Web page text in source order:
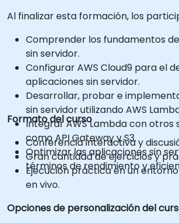
Al finalizar esta formación, los
Comprender los fundamentos
sin servidor.
Configurar AWS Cloud9 para el
aplicaciones sin servidor.
Desarrollar, probar e
sin servidor utilizando AWS
Integrar AWS Lambda con otros
como API Gateway y S3.
Optimizar las aplicaciones sin
términos de rendimiento y
Formato del curso
Conferencia interactiva y
Gran cantidad de ejercicios y
Ejecución práctica en un
en vivo.
Opciones de personalización del